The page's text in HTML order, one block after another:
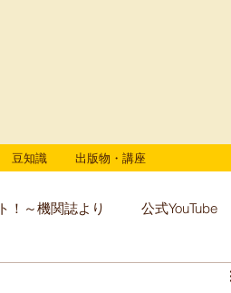
豆知識 出版物・講座
！～機関誌より 公式YouTube